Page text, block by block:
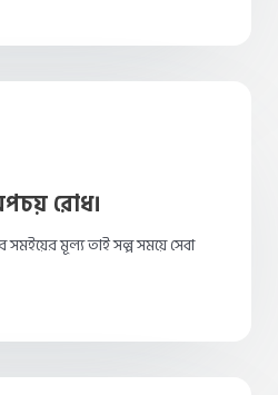
রোধ।
মূল্য তাই সল্প সময়ে সেবা